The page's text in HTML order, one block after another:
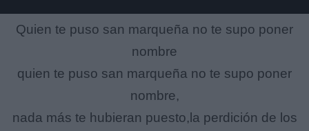
Quien te puso san marqueña no te supo poner
nombre
quien te puso san marqueña no te supo poner
nombre,
nada más te hubieran puesto,la perdición de los